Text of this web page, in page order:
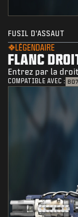
FUSIL D'ASSAUT
LÉGENDAIRE
FLANC
Entrez par la
COMPATIBLE AVEC : BO7